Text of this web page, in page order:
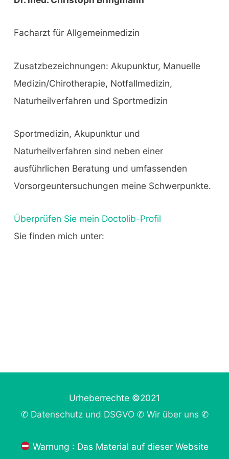
Facharzt für Allgemeinmedizin
Zusatzbezeichnungen: Akupunktur, Manuelle
Medizin/Chirotherapie, Notfallmedizin,
Naturheilverfahren und Sportmedizin
Sportmedizin, Akupunktur und
Naturheilverfahren sind neben einer
ausführlichen Beratung und umfassenden
Vorsorgeuntersuchungen meine Schwerpunkte.
Überprüfen Sie mein Doctolib-Profil
Sie finden mich unter:
Urheberrechte ©2021
✆ Datenschutz und DSGVO ✆ Wir über uns✆
Warnung : Das Material auf dieser Website